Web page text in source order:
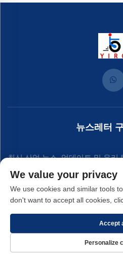
뉴스레터
최신 산업 뉴스, 업데이트 및 우리
터에 가입하세요.
저작권 © 2025 샤먼 이론 하드웨어 주
We value your privacy
We use cookies and similar tools
don't want to accept all cookies,
Personalize
Accept